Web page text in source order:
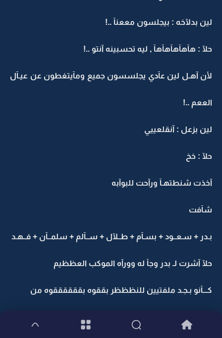
لين بدلآخه : بيجلسون مععنآ ..!
حلآ : هآهآهآهآهآ , ليه تحسبينه آنتو ..!
لأن آهـل لين عآدي يجلسسون جميع ومآيتغطون عن عيـآل
الععم ..!
لين بزعل : آنقلعييي
حلآ : خخ
آخذت شنطتهـآ ورآحت للبوآبه
شآفت
بـدر + سـعــود + بسـآم + طــلآل + ســآلم + سلمــآن + فــهـد
حلآ آشرت لـ بدر وجآ له وورآه الموكب العظظيم
كـــآنو بـجـد ملفتيين للنظظظر بققوه بققققققوه من